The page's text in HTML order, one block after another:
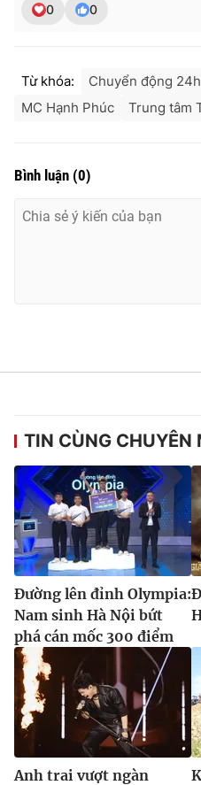
0 0
Từ khóa: Chuyển động 24h
MC Hạnh Phúc
Trung tâm
Bình luận (0)
TIN CÙNG CHUYÊN
Đường lên đỉnh Olympia:
Nam sinh Hà Nội bứt
phá cán mốc 300 điểm
Anh trai vượt ngàn